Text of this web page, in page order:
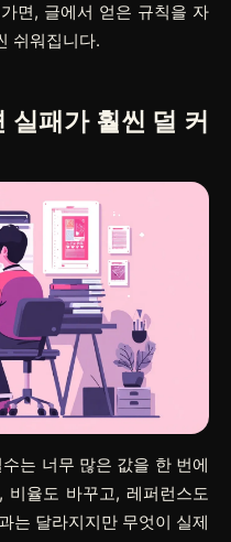
면, 글에서 얻은 규칙을 자
쉬워집니다.
실패가 훨씬 덜 커
는 너무 많은 값을 한 번에
비율도 바꾸고, 레퍼런스도
는 달라지지만 무엇이 실제